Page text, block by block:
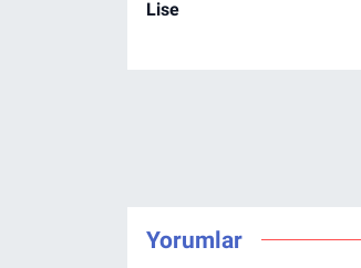
Lise
Yorumlar